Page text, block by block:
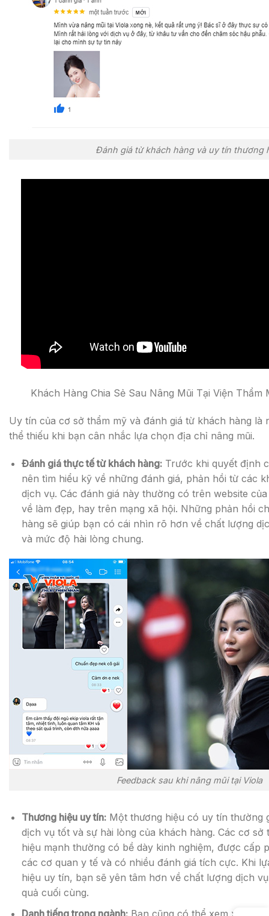
Đánh giá từ khách hàng và uy tín thương
Khách Hàng Chia Sẻ Sau Nâng Mũi Tại Viện Thẩm
Uy tín của cơ sở thẩm mỹ và đánh giá từ khách hàng là
thể thiếu khi bạn cân nhắc lựa chọn địa chỉ nâng mũi.
Đánh giá thực tế từ khách hàng:Trước khi quyết định
nên tìm hiểu kỹ về những đánh giá, phản hồi từ các
dịch vụ. Các đánh giá này thường có trên website
về làm đẹp, hay trên mạng xã hội. Những phản hồi
hàng sẽ giúp bạn có cái nhìn rõ hơn về chất lượng
và mức độ hài lòng chung.
Feedback sau khi nâng mũi tại Viola
Thương hiệu uy tín:Một thương hiệu có uy tín thường
dịch vụ tốt và sự hài lòng của khách hàng. Các cơ sở
hiệu mạnh thường có bề dày kinh nghiệm, được cấp
các cơ quan y tế và có nhiều đánh giá tích cực. Khi
hiệu uy tín, bạn sẽ yên tâm hơn về chất lượng dịch
quả cuối cùng.
Danh tiếng trong ngành:Bạn cũng có thể xem xét